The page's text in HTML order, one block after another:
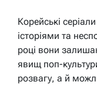
Корейські
історіями та
році вони
явищ поп-
розвагу, а й